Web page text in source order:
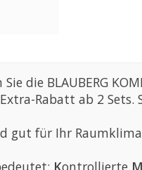
die BLAUBERG
Rabatt ab 2
gut für Ihr
Kontrollierte M